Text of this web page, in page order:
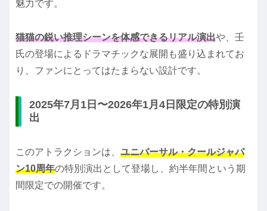
魅力です。
猫猫の鋭い推理シーンを体感できるリアル演出や、壬
氏の登場によるドラマチックな展開も盛り込まれてお
り、ファンにとってはたまらない設計です。
2025年7月1日〜2026年1月4日限定の特別演
出
このアトラクションは、 ユニバーサル・クールジャパ
ン10周年の特別演出として登場し、約半年間という期
間限定での開催です。